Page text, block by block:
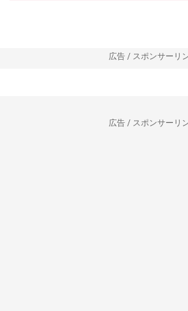
広告 / スポンサーリ
広告 / スポンサーリ